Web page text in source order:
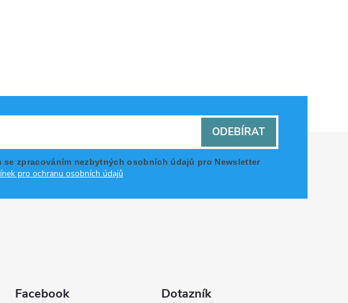
se zpracováním nezbytných osobních údajů pro Newsletter
pro ochranu osobních údajů
ODEBÍRAT
Facebook Dotazník